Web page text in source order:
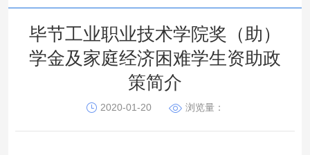
毕节工业职业技术学院奖（助）
学金及家庭经济困难学生资助政
策简介
2020-01-20 浏览量：